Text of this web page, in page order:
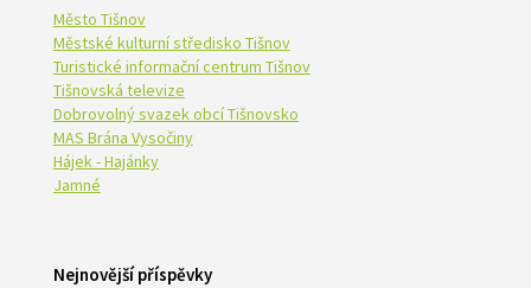
Město Tišnov
Městské kulturní středisko Tišnov
Turistické informační centrum Tišnov
Tišnovská televize
Dobrovolný svazek obcí Tišnovsko
MAS Brána Vysočiny
Hájek - Hajánky
Jamné
Nejnovější příspěvky